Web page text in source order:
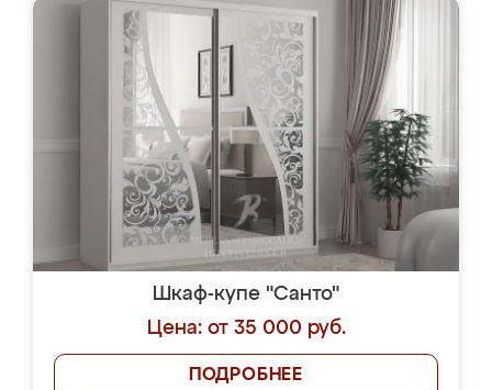
Шкаф-купе "Санто"
Цена: от 35 000 руб.
ПОДРОБНЕЕ